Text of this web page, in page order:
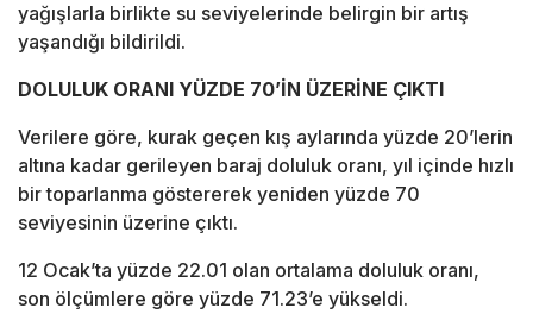
yağışlarla birlikte su seviyelerinde belirgin bir artış
yaşandığı bildirildi.
DOLULUK ORANI YÜZDE 70’İN ÜZERİNE ÇIKTI
Verilere göre, kurak geçen kış aylarında yüzde 20’lerin
altına kadar gerileyen baraj doluluk oranı, yıl içinde hızlı
bir toparlanma göstererek yeniden yüzde 70
seviyesinin üzerine çıktı.
12 Ocak’ta yüzde 22.01 olan ortalama doluluk oranı,
son ölçümlere göre yüzde 71.23’e yükseldi.